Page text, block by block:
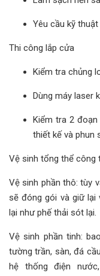
Yêu cầu kỹ thuật
Thi công lắp cửa
Kiểm tra chủng
Dùng máy laser
Kiểm tra 2 đoạn
thiết kế và phun
Vệ sinh tổng thể công
Vệ sinh phần thô: tùy
sẽ đóng gói và giữ lại
lại như phế thải sót lại.
Vệ sinh phần tinh:
tường trần, sàn, đá
hệ thống điện